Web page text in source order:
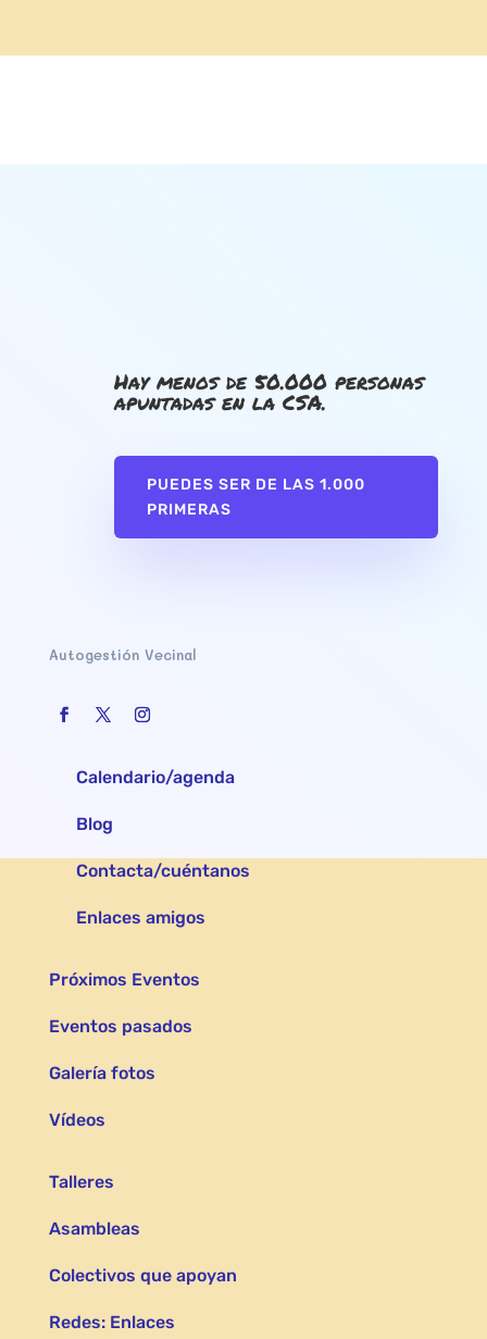
Hay menos de 50.000 personas
apuntadas en la CSA.
PUEDES SER DE LAS 1.000
PRIMERAS
Autogestión Vecinal
Calendario/agenda
Blog
Contacta/cuéntanos
Enlaces amigos
Próximos Eventos
Eventos pasados
Galería fotos
Vídeos
Talleres
Asambleas
Colectivos que apoyan
Redes: Enlaces